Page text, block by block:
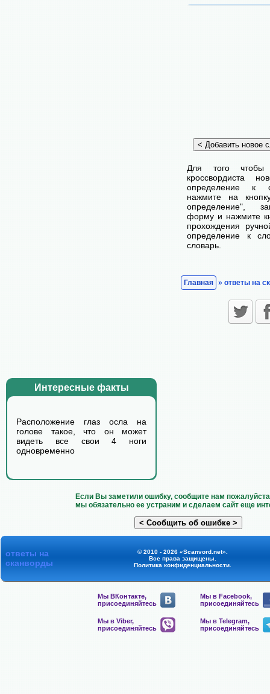
Интересные факты
Расположение глаз осла на
голове такое, что он может
видеть все свои 4 ноги
одновременно
Для того чтобы
кроссвордиста
определение к
нажмите на
определение",
форму и нажмите
прохождения
определение к
словарь.
Главная » ответы на
Если Вы заметили ошибку, сообщите нам
мы обязательно ее устраним и сделаем сайт еще
ответы на
сканворды
© 2010 - 2026 «Scanvord.net».
Все права защищены.
Политика конфиденциальности.
Мы ВКонтакте,
присоединяйтесь
Мы в Facebook,
присоединяйтесь
Мы в Viber,
присоединяйтесь
Мы в Telegram,
присоединяйтесь